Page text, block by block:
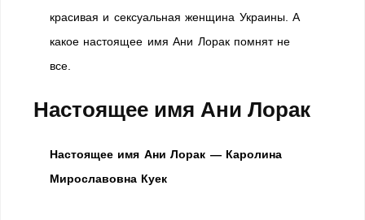
красивая и сексуальная женщина Украины. А
какое настоящее имя Ани Лорак помнят не
все.
Настоящее имя Ани Лорак
Настоящее имя Ани Лорак — Каролина
Мирославовна Куек